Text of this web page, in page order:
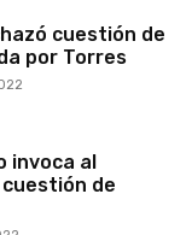
cuestión de
por Torres
invoca al
de